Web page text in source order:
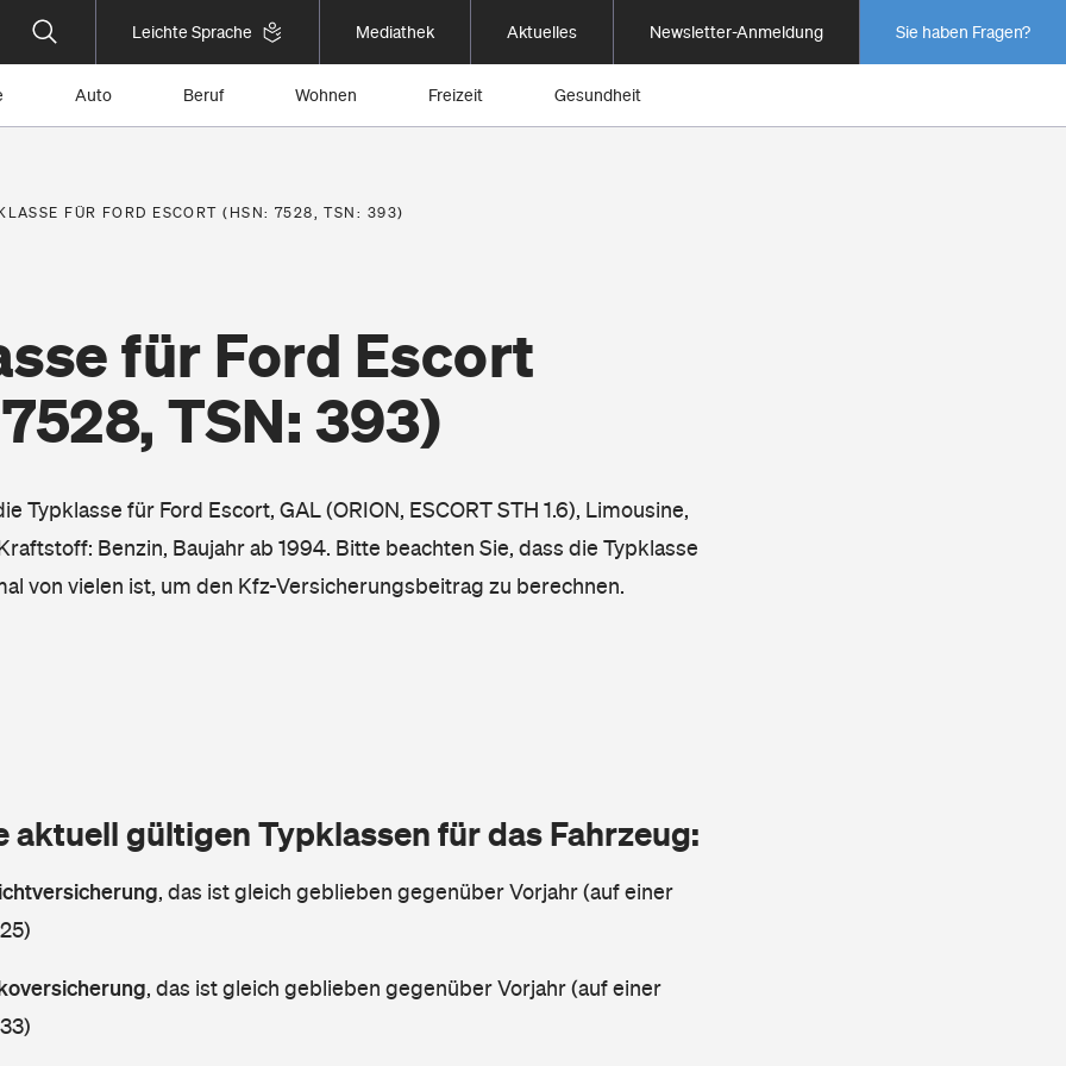
Leichte Sprache Mediathek Aktuelles Newsletter-Anmeldung Sie haben Fragen?
Auto Beruf Wohnen Freizeit Gesundheit
FÜR FORD ESCORT (HSN: 7528, TSN: 393)
für Ford Escort
TSN: 393)
Typklasse für Ford Escort, GAL (ORION, ESCORT STH 1.6), Limousine,
Benzin, Baujahr ab 1994. Bitte beachten Sie, dass die Typklasse
von vielen ist, um den Kfz-Versicherungsbeitrag zu berechnen.
aktuell gültigen Typklassen für das Fahrzeug:
, das ist gleich geblieben gegenüber Vorjahr (auf einer
, das ist gleich geblieben gegenüber Vorjahr (auf einer